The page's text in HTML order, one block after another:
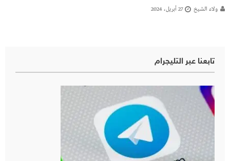
ولاء الشيخ 27 أبريل، 2024
تابعنا عبر التليجرام